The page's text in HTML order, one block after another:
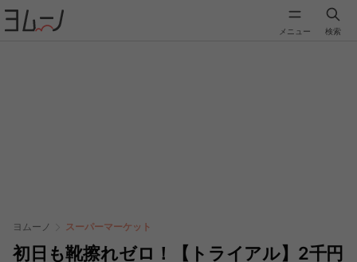
メニュー 検索
ヨムーノ スーパーマーケット
初日も靴擦れゼロ！【トライアル】2千円